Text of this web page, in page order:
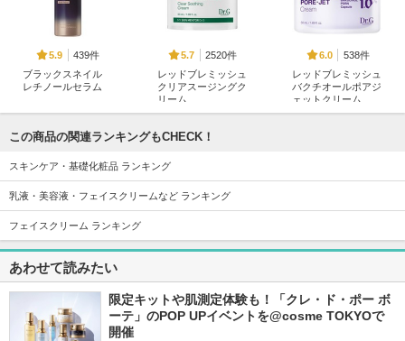
5.9
439件
ブラックスネイル
レチノールセラム
5.7
2520件
レッドブレミッシュ
クリアスージングク
リーム
6.0
538件
レッドブレミッシュ
バクチオールポアジ
ェットクリーム
5.8
550件
レッドブレミッシュ
クリアモイスチャー
クリーム
ブラックスネイルコ
Dr.G(ドクタージー)
ザ・モイスチャーバ
Dr.G(ドクタージー)
この商品の関連ランキングもCHECK！
スキンケア・基礎化粧品 ランキング
乳液・美容液・フェイスクリームなど ランキング
フェイスクリーム ランキング
あわせて読みたい
限定キットや肌測定体験も！「クレ・ド・ポー ボ
ーテ」のPOP UPイベントを@cosme TOKYOで
開催